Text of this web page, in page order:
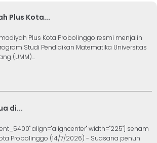
Plus Kota...
Plus Kota Probolinggo resmi menjalin
Studi Pendidikan Matematika Universitas
(UMM)...
di...
align="aligncenter" width="225"] senam
Probolinggo (14/7/2026) - Suasana penuh